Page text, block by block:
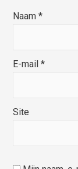
Naam*
E-mail*
Site